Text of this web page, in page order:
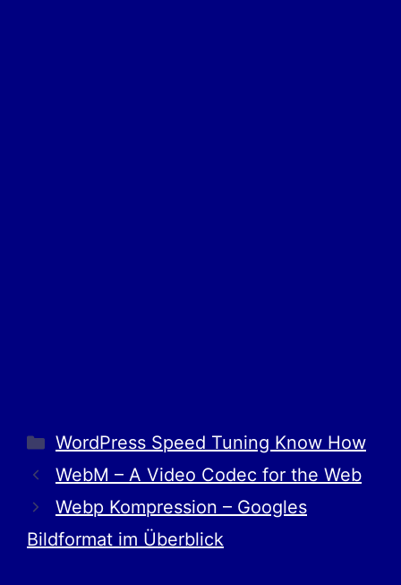
WordPress Speed Tuning Know How
WebM – A Video Codec for the Web
Webp Kompression – Googles
Bildformat im Überblick